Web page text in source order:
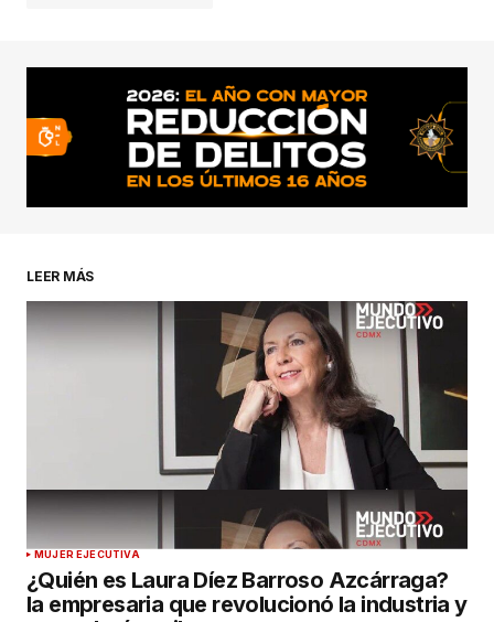
conectado
LEER MÁS
MUJER EJECUTIVA
¿Quién es Laura Díez Barroso Azcárraga?
la empresaria que revolucionó la industria y